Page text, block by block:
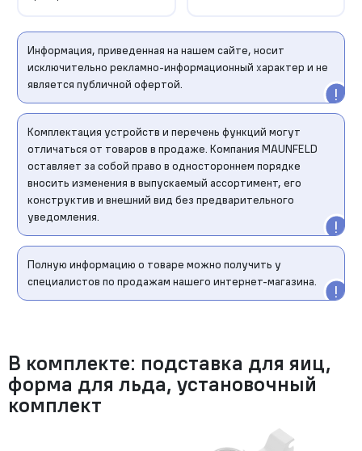
Информация, приведенная на нашем сайте, носит
исключительно рекламно-информационный характер и не
является публичной офертой.
Комплектация устройств и перечень функций могут
отличаться от товаров в продаже. Компания MAUNFELD
оставляет за собой право в одностороннем порядке
вносить изменения в выпускаемый ассортимент, его
конструктив и внешний вид без предварительного
уведомления.
Полную информацию о товаре можно получить у
специалистов по продажам нашего интернет-магазина.
В комплекте: подставка для яиц,
форма для льда, установочный
комплект